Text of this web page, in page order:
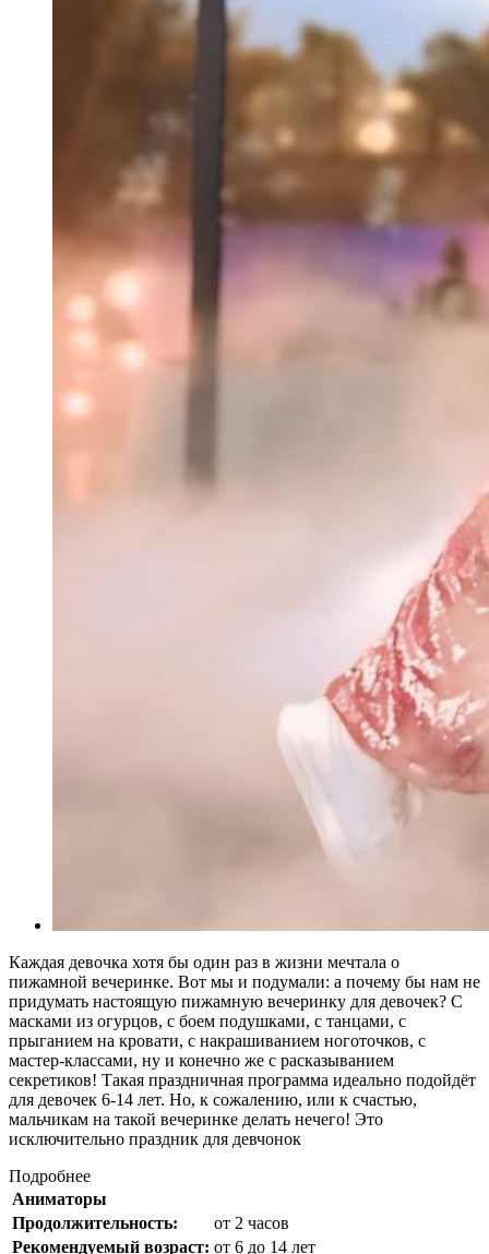
Каждая девочка хотя бы один раз в жизни мечтала о
пижамной вечеринке. Вот мы и подумали: а почему бы нам не
придумать настоящую пижамную вечеринку для девочек? С
масками из огурцов, с боем подушками, с танцами, с
прыганием на кровати, с накрашиванием ноготочков, с
мастер-классами, ну и конечно же с расказыванием
секретиков! Такая праздничная программа идеально подойдёт
для девочек 6-14 лет. Но, к сожалению, или к счастью,
мальчикам на такой вечеринке делать нечего! Это
исключительно праздник для девчонок
Подробнее
Аниматоры
Продолжительность:
от 2 часов
Рекомендуемый возраст: от 6 до 14 лет